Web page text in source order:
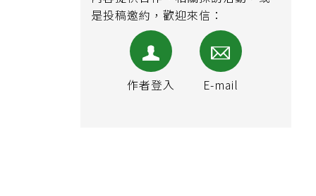
內容提供合作、相關採訪活動，或
是投稿邀約，歡迎來信：